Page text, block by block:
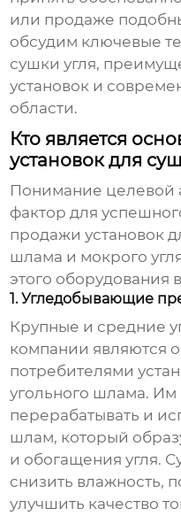
или продаже
обсудим ключевые
сушки угля,
установок и
области.
Кто является
установок для
Понимание целевой
фактор для
продажиустановок
шлама и мокрого
этого оборудования
1. Угледобывающие
Крупные и средние
компании являются
потребителями
угольного шлама. Им
перерабатывать и
шлам, который
и обогащения угля.
снизить влажность,
улучшить качество